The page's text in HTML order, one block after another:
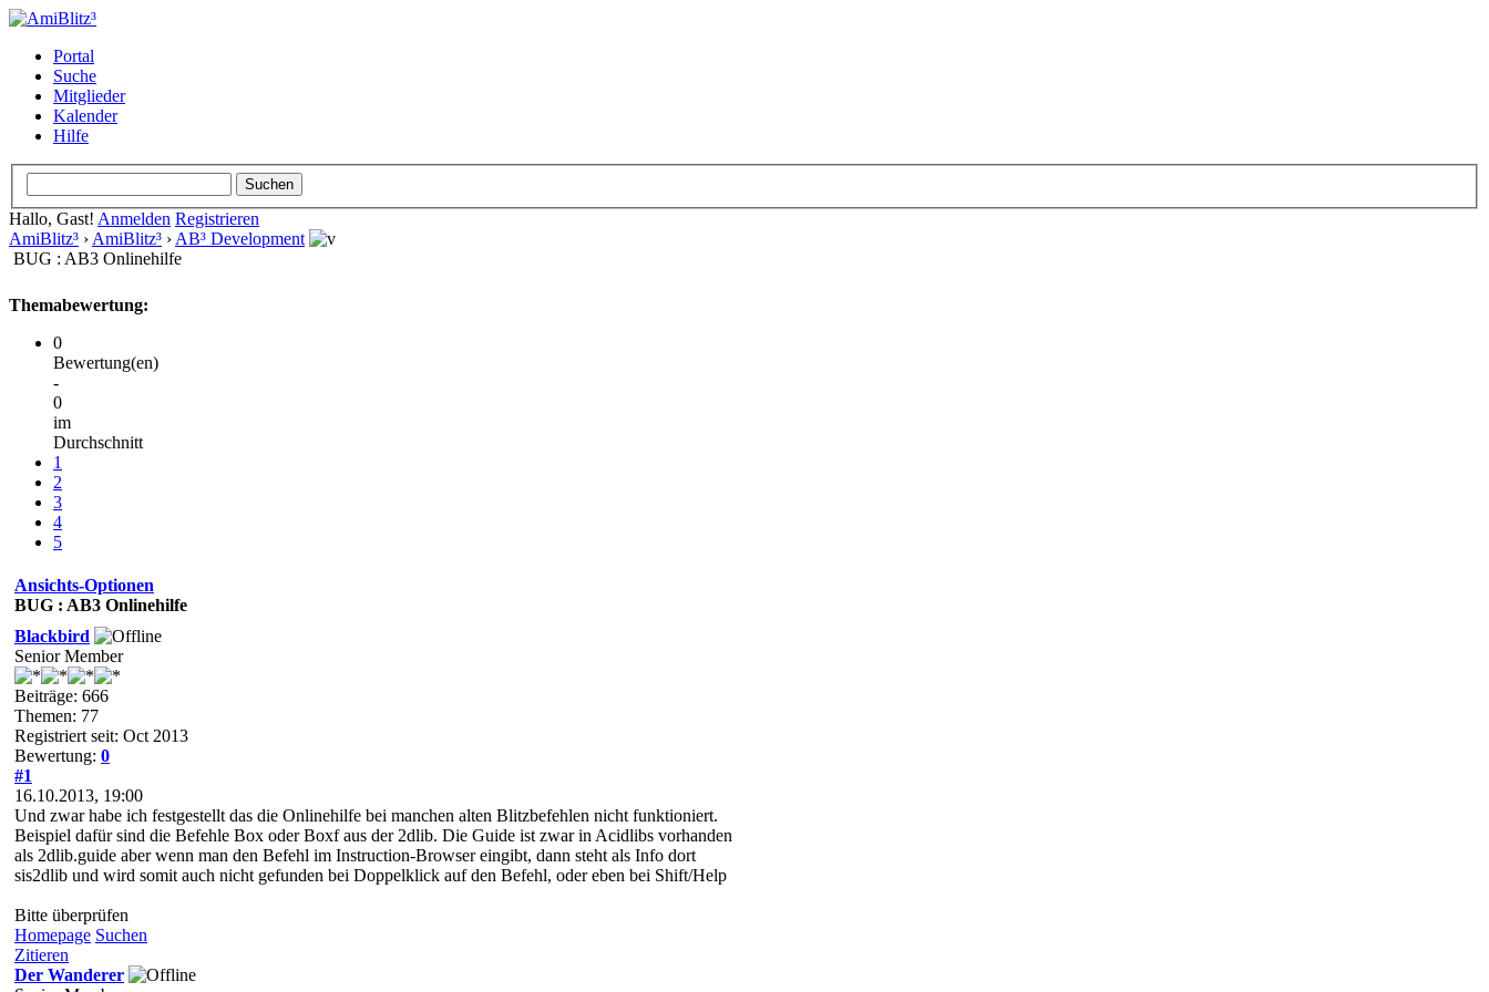
Portal
Suche
Mitglieder
Kalender
Hilfe
Hallo, Gast! Anmelden Registrieren
AmiBlitz³ › AmiBlitz³ › AB³ Development
BUG : AB3 Onlinehilfe
Themabewertung:
0
Bewertung(en)
-
0
im
Durchschnitt
1
2
3
4
5
Ansichts-Optionen
BUG : AB3 Onlinehilfe
Blackbird
Senior Member
Beiträge: 666
Themen: 77
Registriert seit: Oct 2013
Bewertung: 0
#1
16.10.2013, 19:00
Und zwar habe ich festgestellt das die Onlinehilfe bei manchen alten Blitzbefehlen nicht funktioniert.
Beispiel dafür sind die Befehle Box oder Boxf aus der 2dlib. Die Guide ist zwar in Acidlibs vorhanden
als 2dlib.guide aber wenn man den Befehl im Instruction-Browser eingibt, dann steht als Info dort
sis2dlib und wird somit auch nicht gefunden bei Doppelklick auf den Befehl, oder eben bei Shift/Help
Bitte überprüfen
Homepage Suchen
Zitieren
Der Wanderer